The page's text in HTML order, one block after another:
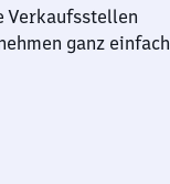
Verkaufsstellen
ganz einfach